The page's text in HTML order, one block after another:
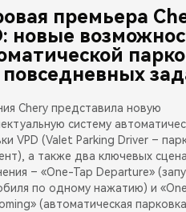
премьера
новые
Chery представила новую
систему
VPD (Valet Parking Driver –
а также два ключевых
– «One-Tap Departure»
по одному нажатию) и
(автоматическая